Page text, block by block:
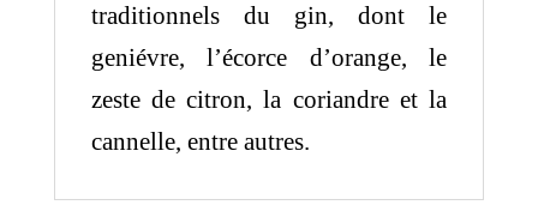
traditionnels du gin, dont le
geniévre, l’écorce d’orange, le
zeste de citron, la coriandre et la
cannelle, entre autres.